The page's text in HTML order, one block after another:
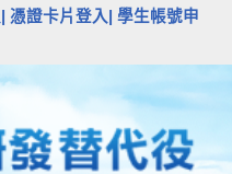
憑證卡片登入|
學生帳號申